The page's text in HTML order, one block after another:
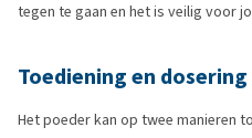
tegen te gaan en het is veilig voor
Toediening en dosering
Het poeder kan op twee manieren